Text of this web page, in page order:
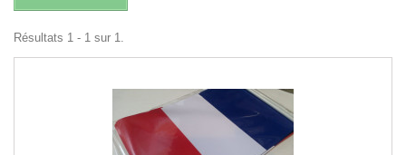
Résultats 1 - 1 sur 1.